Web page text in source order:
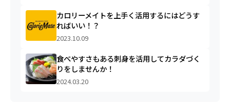
カロリーメイトを上手く活用するにはどうす
ればいい！？
2023.10.09
食べやすさもある刺身を活用してカラダづく
りをしませんか！
2024.03.20